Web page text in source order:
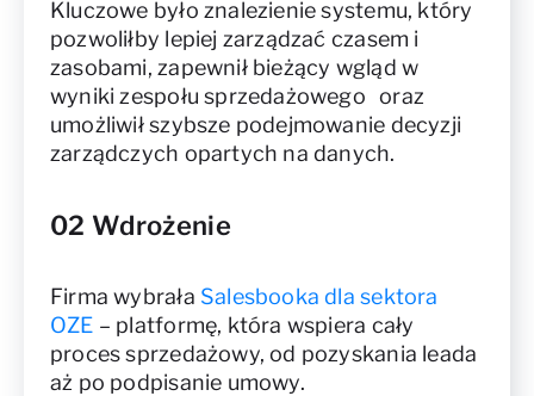
Kluczowe było znalezienie systemu, który
pozwoliłby lepiej zarządzać czasem i
zasobami, zapewnił bieżący wgląd w
wyniki zespołu sprzedażowego oraz
umożliwił szybsze podejmowanie decyzji
zarządczych opartych na danych.
02 Wdrożenie
Firma wybrała Salesbooka dla sektora
OZE – platformę, która wspiera cały
proces sprzedażowy, od pozyskania leada
aż po podpisanie umowy.